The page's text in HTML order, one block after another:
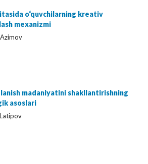
o‘quvchilarning kreativ
mexanizmi
madaniyatini shakllantirishning
asoslari